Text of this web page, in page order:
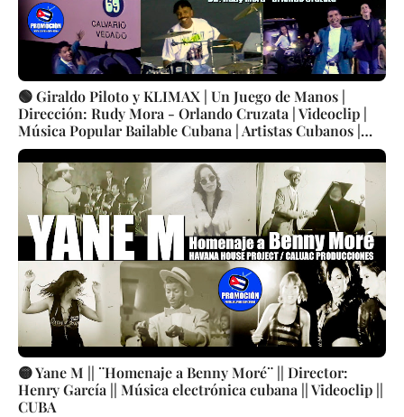
🟢 Giraldo Piloto y KLIMAX | Un Juego de Manos |
Dirección: Rudy Mora - Orlando Cruzata | Videoclip |
Música Popular Bailable Cubana | Artistas Cubanos |
Canción | CUBA
🟡 Yane M || ¨Homenaje a Benny Moré¨ || Director:
Henry García || Música electrónica cubana || Videoclip ||
CUBA